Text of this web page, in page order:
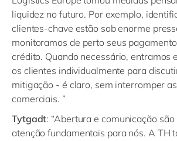
liquidez no futuro. Por exemplo,
clientes-chave estão sob enorme
monitoramos de perto seus
crédito. Quando necessário, entramos
os clientes individualmente para
mitigação - é claro, sem interromper
comerciais. ”
Tytgadt: “Abertura e comunicação
atenção fundamentais para nós. A TH